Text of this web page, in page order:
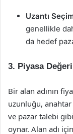
Uzantı
genellikle
da hedef
3. Piyasa
Bir alan adının
uzunluğu,
ve pazar talebi
oynar. Alan adı